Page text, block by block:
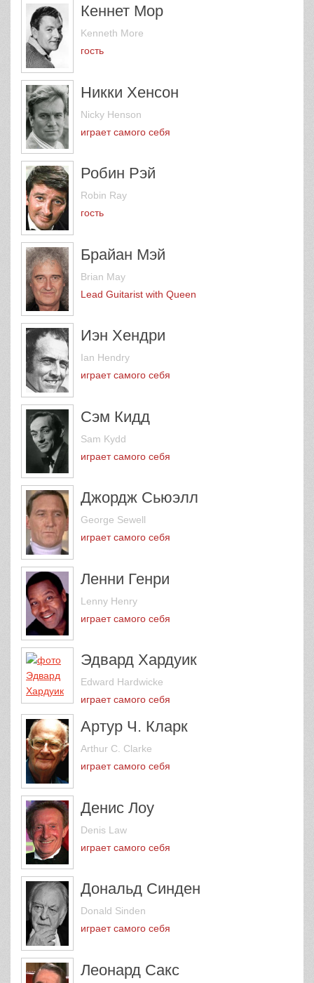
Кеннет Мор
Kenneth More
гость
Никки Хенсон
Nicky Henson
играет самого себя
Робин Рэй
Robin Ray
гость
Брайан Мэй
Brian May
Lead Guitarist with Queen
Иэн Хендри
Ian Hendry
играет самого себя
Сэм Кидд
Sam Kydd
играет самого себя
Джордж Сьюэлл
George Sewell
играет самого себя
Ленни Генри
Lenny Henry
играет самого себя
Эдвард Хардуик
Edward Hardwicke
играет самого себя
Артур Ч. Кларк
Arthur C. Clarke
играет самого себя
Денис Лоу
Denis Law
играет самого себя
Дональд Синден
Donald Sinden
играет самого себя
Леонард Сакс